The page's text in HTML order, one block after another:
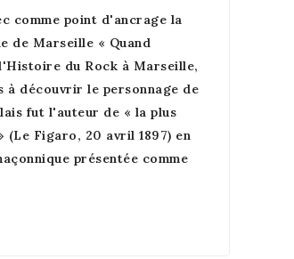
comme point d'ancrage la
de Marseille « Quand
du Rock à Marseille,
à découvrir le personnage de
fut l'auteur de « la plus
(Le Figaro, 20 avril 1897) en
présentée comme